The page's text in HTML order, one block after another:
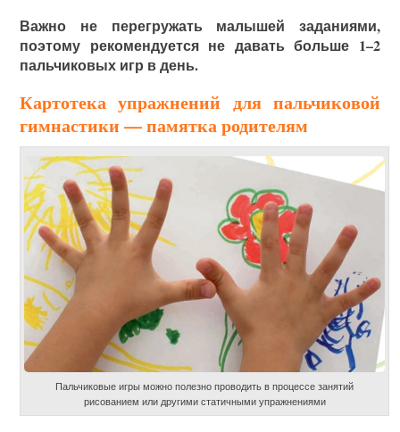
Важно не перегружать малышей заданиями,
поэтому рекомендуется не давать больше 1–2
пальчиковых игр в день.
Картотека упражнений для пальчиковой
гимнастики — памятка родителям
Пальчиковые игры можно полезно проводить в процессе занятий
рисованием или другими статичными упражнениями